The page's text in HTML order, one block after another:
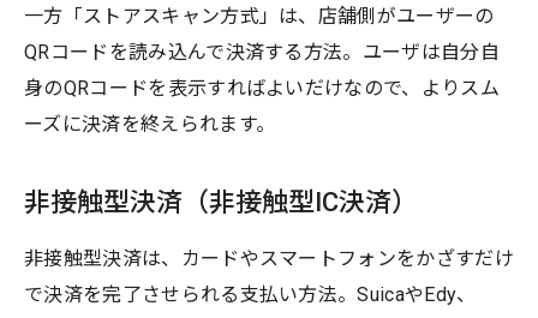
一方「ストアスキャン方式」は、店舗側がユーザーの
QRコードを読み込んで決済する方法。ユーザは自分自
身のQRコードを表示すればよいだけなので、よりスム
ーズに決済を終えられます。
非接触型決済（非接触型IC決済）
非接触型決済は、カードやスマートフォンをかざすだけ
で決済を完了させられる支払い方法。SuicaやEdy、